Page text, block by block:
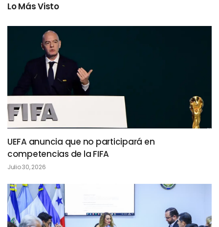
Lo Más Visto
UEFA anuncia que no participará en
competencias de la FIFA
Julio 30, 2026